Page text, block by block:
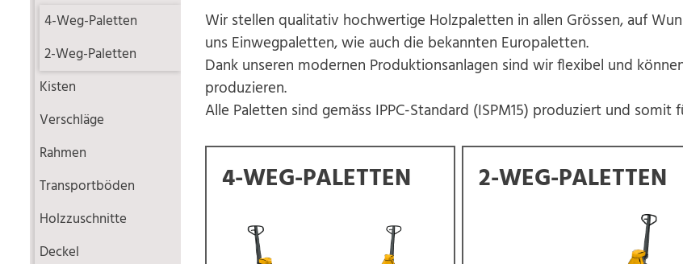
4-Weg-Paletten
2-Weg-Paletten
Kisten
Verschläge
Rahmen
Transportböden
Holzzuschnitte
Deckel
Wir stellen qualitativ hochwertige Holzpaletten in allen Grössen, auf
uns Einwegpaletten, wie auch die bekannten Europaletten.
Dank unseren modernen Produktionsanlagen sind wir flexibel und
produzieren.
Alle Paletten sind gemäss IPPC-Standard (ISPM15) produziert und somit
4-WEG-PALETTEN 2-WEG-PALETTEN